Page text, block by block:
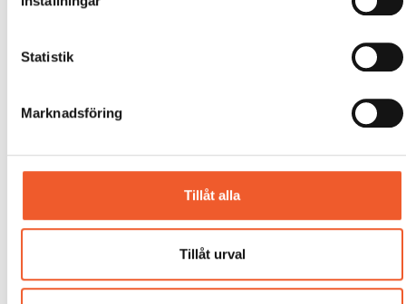
Statistik
Marknadsföring
Tillåt alla
Tillåt urval